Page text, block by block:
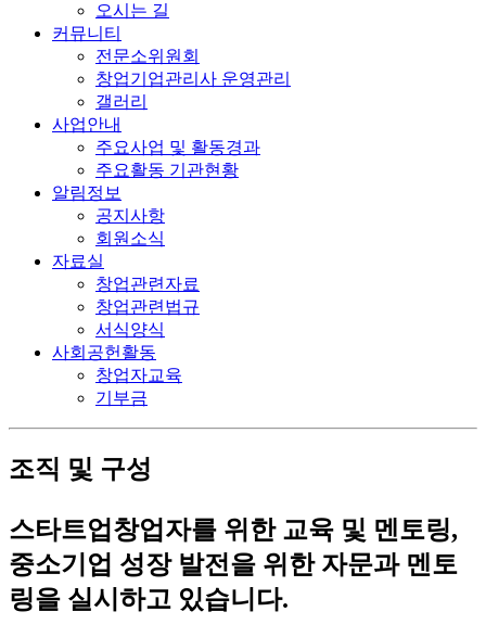
오시는 길
커뮤니티
전문소위원회
창업기업관리사 운영관리
갤러리
사업안내
주요사업 및 활동경과
주요활동 기관현황
알림정보
공지사항
회원소식
자료실
창업관련자료
창업관련법규
서식양식
사회공헌활동
창업자교육
기부금
조직 및 구성
스타트업창업자를 위한 교육 및 멘토링,
중소기업 성장 발전을 위한 자문과 멘토
링을 실시하고 있습니다.